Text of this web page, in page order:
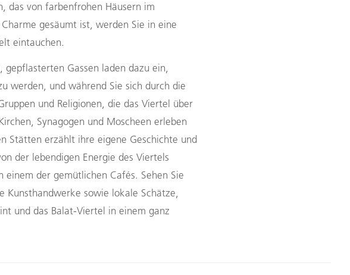
das von farbenfrohen Häusern im
gesäumt ist, werden Sie in eine
eintauchen.
gepflasterten Gassen laden dazu ein,
werden, und während Sie sich durch die
und Religionen, die das Viertel über
Synagogen und Moscheen erleben
Stätten erzählt ihre eigene Geschichte und
der lebendigen Energie des Viertels
einem der gemütlichen Cafés. Sehen Sie
Kunsthandwerke sowie lokale Schätze,
und das Balat-Viertel in einem ganz